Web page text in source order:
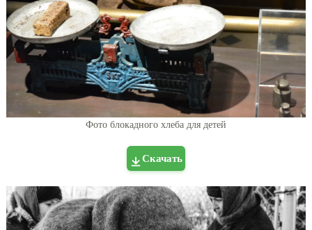
Фото блокадного хлеба для детей
Скачать